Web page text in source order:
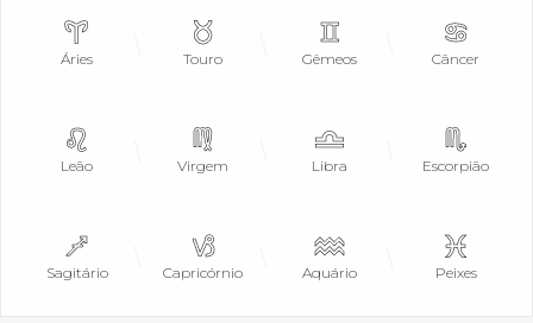
Áries Touro Gêmeos Câncer
Leão Virgem Libra Escorpião
Sagitário Capricórnio Aquário Peixes